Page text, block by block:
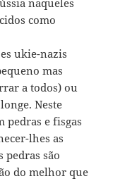
naqueles
como
ukie-nazis
mas
a todos) ou
Neste
pedras e fisgas
lhes as
pedras são
do melhor que